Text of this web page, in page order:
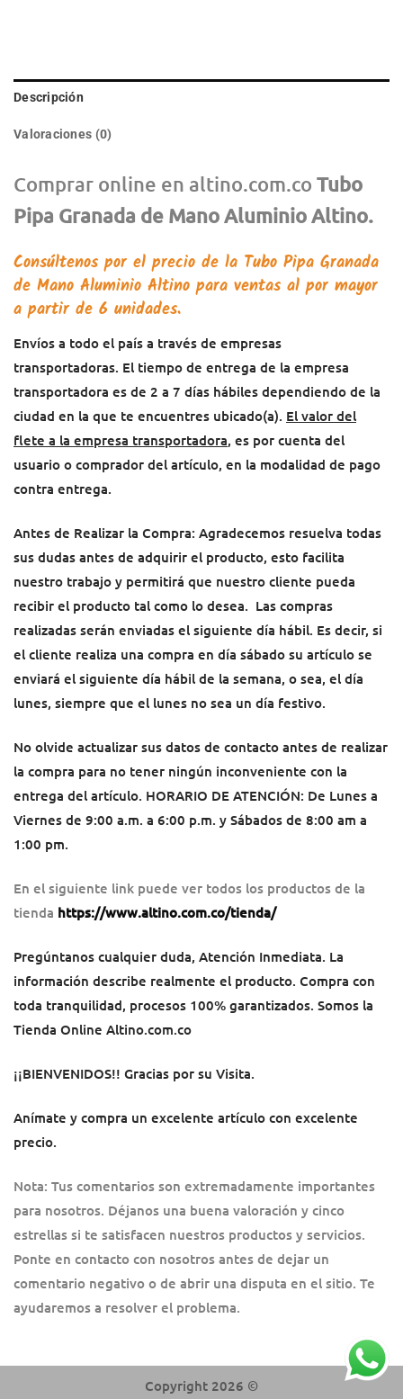
Descripción
Valoraciones (0)
Comprar online en altino.com.co Tubo
Pipa Granada de Mano Aluminio Altino.
Consúltenos por elprecio de la Tubo Pipa Granada
de Mano Aluminio Altino para ventas al por mayor
a partir de 6 unidades.
Envíos a todo el país a través de empresas
transportadoras. El tiempo de entrega de la empresa
transportadora es de 2 a 7 días hábiles dependiendo de la
ciudad en la que te encuentres ubicado(a). El valor del
flete a la empresa transportadora, es por cuenta del
usuario o comprador del artículo, en la modalidad de pago
contra entrega.
Antes de Realizar la Compra: Agradecemos resuelva todas
sus dudas antes de adquirir el producto, esto facilita
nuestro trabajo y permitirá que nuestro cliente pueda
recibir el producto tal como lo desea. Las compras
realizadas serán enviadas el siguiente día hábil. Es decir, si
el cliente realiza una compra en día sábado su artículo se
enviará el siguiente día hábil de la semana, o sea, el día
lunes, siempre que el lunes no sea un día festivo.
No olvide actualizar sus datos de contacto antes de realizar
la compra para no tener ningún inconveniente con la
entrega del artículo. HORARIO DE ATENCIÓN: De Lunes a
Viernes de 9:00 a.m. a 6:00 p.m. y Sábados de 8:00 am a
1:00 pm.
En el siguiente link puede ver todos los productos de la
tienda https://www.altino.com.co/tienda/
Pregúntanos cualquier duda, Atención Inmediata. La
información describe realmente el producto. Compra con
toda tranquilidad, procesos 100% garantizados. Somos la
Tienda Online Altino.com.co
¡¡BIENVENIDOS!! Gracias por su Visita.
Anímate y compra un excelente artículo con excelente
precio.
Nota: Tus comentarios son extremadamente importantes
para nosotros. Déjanos una buena valoración y cinco
estrellas si te satisfacen nuestros productos y servicios.
Ponte en contacto con nosotros antes de dejar un
comentario negativo o de abrir una disputa en el sitio. Te
ayudaremos a resolver el problema.
Copyright 2026 ©